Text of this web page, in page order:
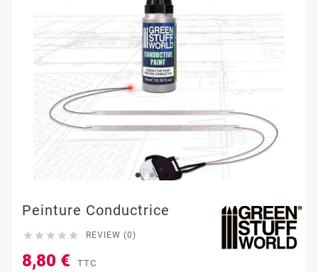
Peinture Conductrice
     REVIEW (0)
8,80 € TTC